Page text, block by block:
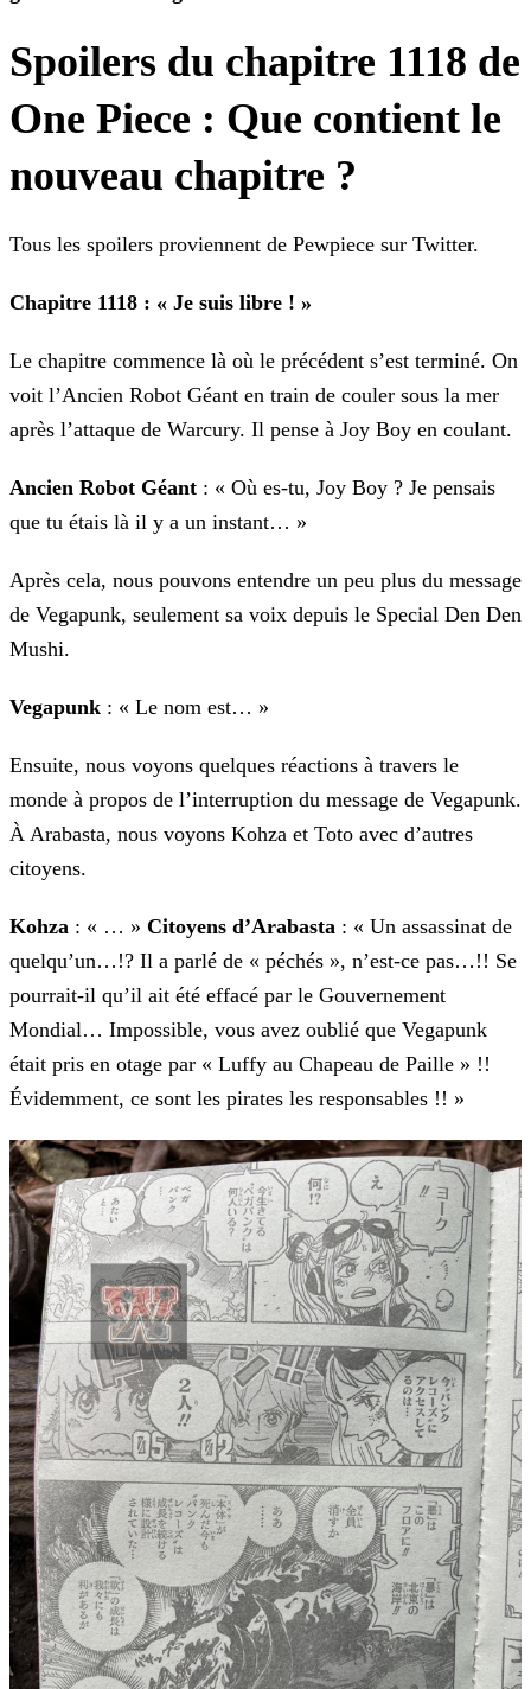
Spoilers du chapitre 1118 de
One Piece : Que contient le
nouveau chapitre ?
Tous les spoilers proviennent de Pewpiece sur Twitter.
Chapitre 1118 : « Je suis libre ! »
Le chapitre commence là où le précédent s’est terminé. On
voit l’Ancien Robot Géant en train de couler sous la mer
après l’attaque de Warcury. Il pense à Joy Boy en coulant.
Ancien Robot Géant : « Où es-tu, Joy Boy ? Je pensais
que tu étais là il y a un instant… »
Après cela, nous pouvons entendre un peu plus du message
de Vegapunk, seulement sa voix depuis le Special Den Den
Mushi.
Vegapunk : « Le nom est… »
Ensuite, nous voyons quelques réactions à travers le
monde à propos de l’interruption du message de Vegapunk.
À Arabasta, nous voyons Kohza et Toto avec d’autres
citoyens.
Kohza : « … » Citoyens d’Arabasta : « Un assassinat de
quelqu’un…!? Il a parlé de « péchés », n’est-ce pas…!! Se
pourrait-il qu’il ait été effacé par le Gouvernement
Mondial… Impossible, vous avez oublié que Vegapunk
était pris en otage par « Luffy au Chapeau de Paille » !!
Évidemment, ce sont les pirates les responsables !! »